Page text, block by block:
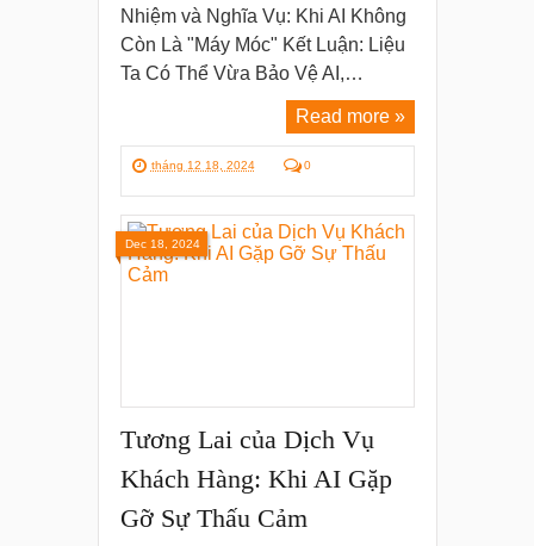
Nhiệm và Nghĩa Vụ: Khi AI Không
Còn Là "Máy Móc" Kết Luận: Liệu
Ta Có Thể Vừa Bảo Vệ AI,…
Read more »
tháng 12 18, 2024 0
Tương Lai của Dịch Vụ
Khách Hàng: Khi AI Gặp
Gỡ Sự Thấu Cảm
Dec 18, 2024